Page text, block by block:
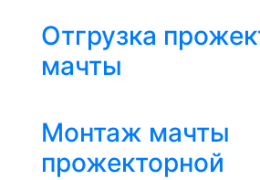
Отгрузка
мачты
Монтаж мачты
прожекторной